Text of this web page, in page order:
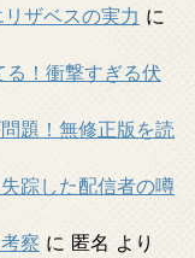
ザベスの実力 に
！衝撃すぎる伏
題！無修正版を読
踪した配信者の噂
察 に 匿名 より